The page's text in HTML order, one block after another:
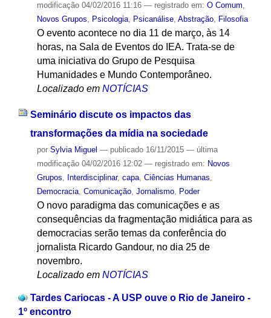
modificação04/02/2016 11:16 — registrado em: O Comum,
Novos Grupos, Psicologia, Psicanálise, Abstração, Filosofia
O evento acontece no dia 11 de março, às 14
horas, na Sala de Eventos do IEA. Trata-se de
uma iniciativa do Grupo de Pesquisa
Humanidades e Mundo Contemporâneo.
Localizado em NOTÍCIAS
Seminário discute os impactos das
transformações da mídia na sociedade
por Sylvia Miguel — publicado16/11/2015 — última
modificação04/02/2016 12:02 — registrado em: Novos
Grupos
Interdisciplinar, capa, Ciências Humanas
Democracia, Comunicação, Jornalismo, Poder
O novo paradigma das comunicações e as
consequências da fragmentação midiática para as
democracias serão temas da conferência do
jornalista Ricardo Gandour, no dia 25 de
novembro.
Localizado em NOTÍCIAS
Tardes Cariocas - A USP ouve o Rio de Janeiro -
1º encontro